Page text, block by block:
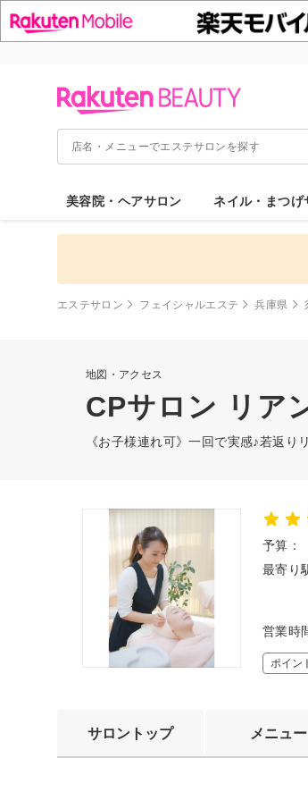
美容院・ヘアサロン ネイル・まつげ
エステサロン フェイシャルエステ 兵庫県
地図・アクセス
CPサロン リア
《お子様連れ可》一回で実感♪若返
予算：
最寄り
営業時
ポイン
サロントップ メニュー